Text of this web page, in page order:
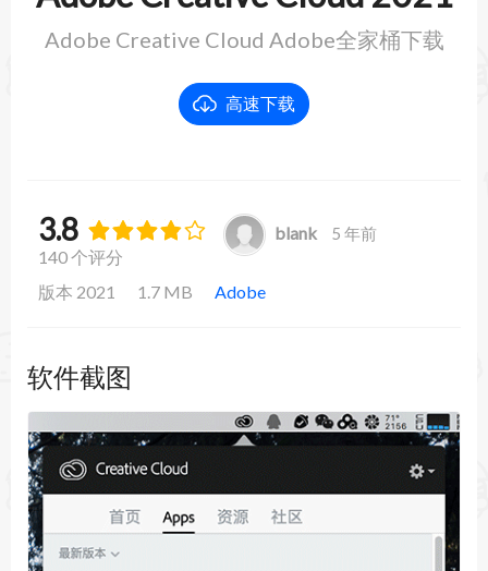
Adobe Creative Cloud Adobe全家桶下载
高速下载
3.8
140 个评分
blank 5 年前
版本 2021 1.7 MB Adobe
软件截图